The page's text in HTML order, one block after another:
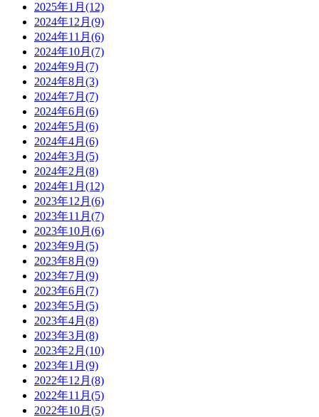
2025年1月(12)
2024年12月(9)
2024年11月(6)
2024年10月(7)
2024年9月(7)
2024年8月(3)
2024年7月(7)
2024年6月(6)
2024年5月(6)
2024年4月(6)
2024年3月(5)
2024年2月(8)
2024年1月(12)
2023年12月(6)
2023年11月(7)
2023年10月(6)
2023年9月(5)
2023年8月(9)
2023年7月(9)
2023年6月(7)
2023年5月(5)
2023年4月(8)
2023年3月(8)
2023年2月(10)
2023年1月(9)
2022年12月(8)
2022年11月(5)
2022年10月(5)